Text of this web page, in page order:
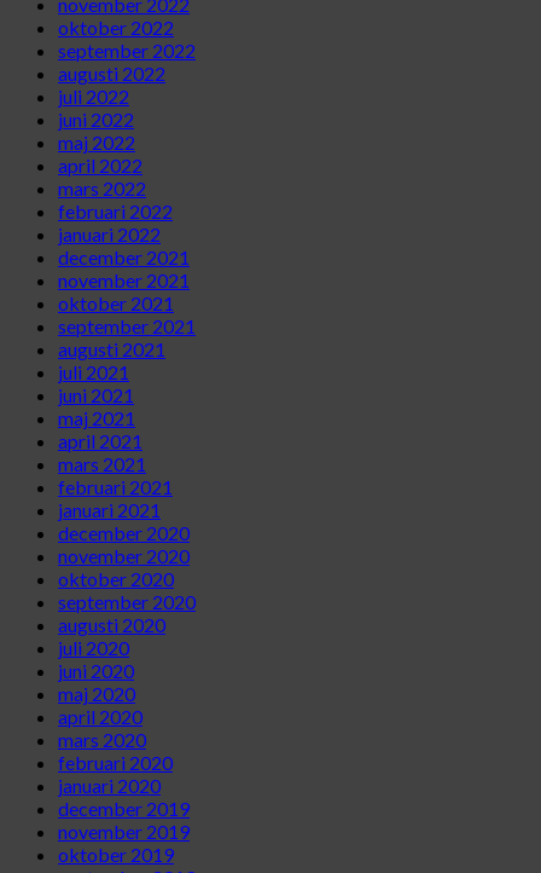
oktober 2022
september 2022
augusti 2022
juli 2022
juni 2022
maj 2022
april 2022
mars 2022
februari 2022
januari 2022
december 2021
november 2021
oktober 2021
september 2021
augusti 2021
juli 2021
juni 2021
maj 2021
april 2021
mars 2021
februari 2021
januari 2021
december 2020
november 2020
oktober 2020
september 2020
augusti 2020
juli 2020
juni 2020
maj 2020
april 2020
mars 2020
februari 2020
januari 2020
december 2019
november 2019
oktober 2019